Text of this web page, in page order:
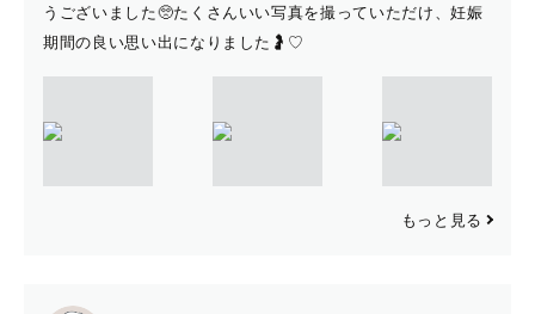
うございました🥺たくさんいい写真を撮っていただけ、妊娠
期間の良い思い出になりました🤰♡
もっと見る